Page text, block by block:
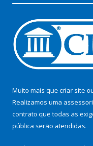
Muito mais que criar site
Realizamos uma
contrato que todas as
pública serão atendidas.